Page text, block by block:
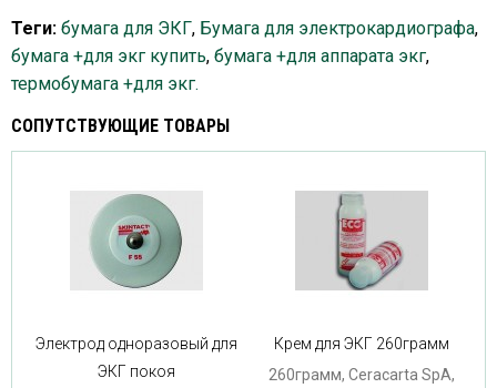
Теги: бумага для ЭКГ, Бумага для электрокардиографа,
бумага +для экг купить, бумага +для аппарата экг,
термобумага +для экг.
СОПУТСТВУЮЩИЕ ТОВАРЫ
Электрод одноразовый для
ЭКГ покоя
Крем для ЭКГ 260грамм
260грамм, Ceracarta SpA,